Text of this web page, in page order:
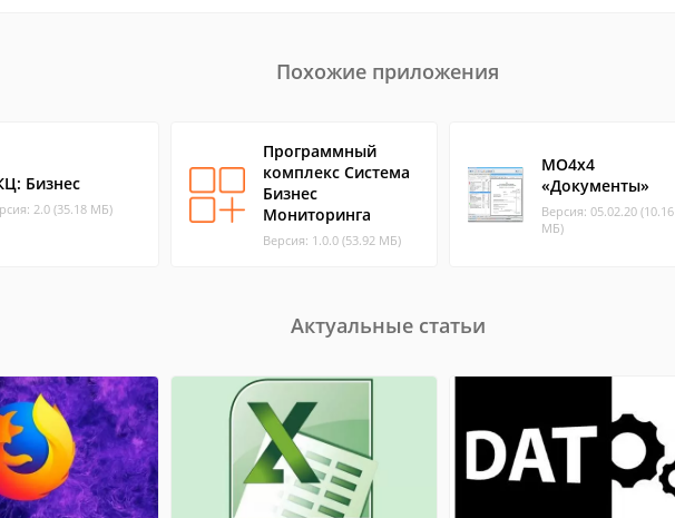
Похожие приложения
Бизнес
2.0 (35.18 МБ)
Программный
комплекс Система
Бизнес
Мониторинга
Версия: 1.0.0 (53.92 МБ)
MO4x4
«Документы»
Версия: 05.02.20 (10.16
МБ)
Актуальные статьи